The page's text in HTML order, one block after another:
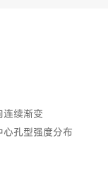
续渐变
孔型强度分布